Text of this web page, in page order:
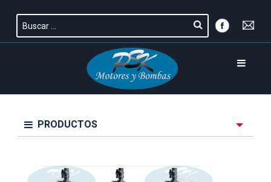
PRODUCTOS